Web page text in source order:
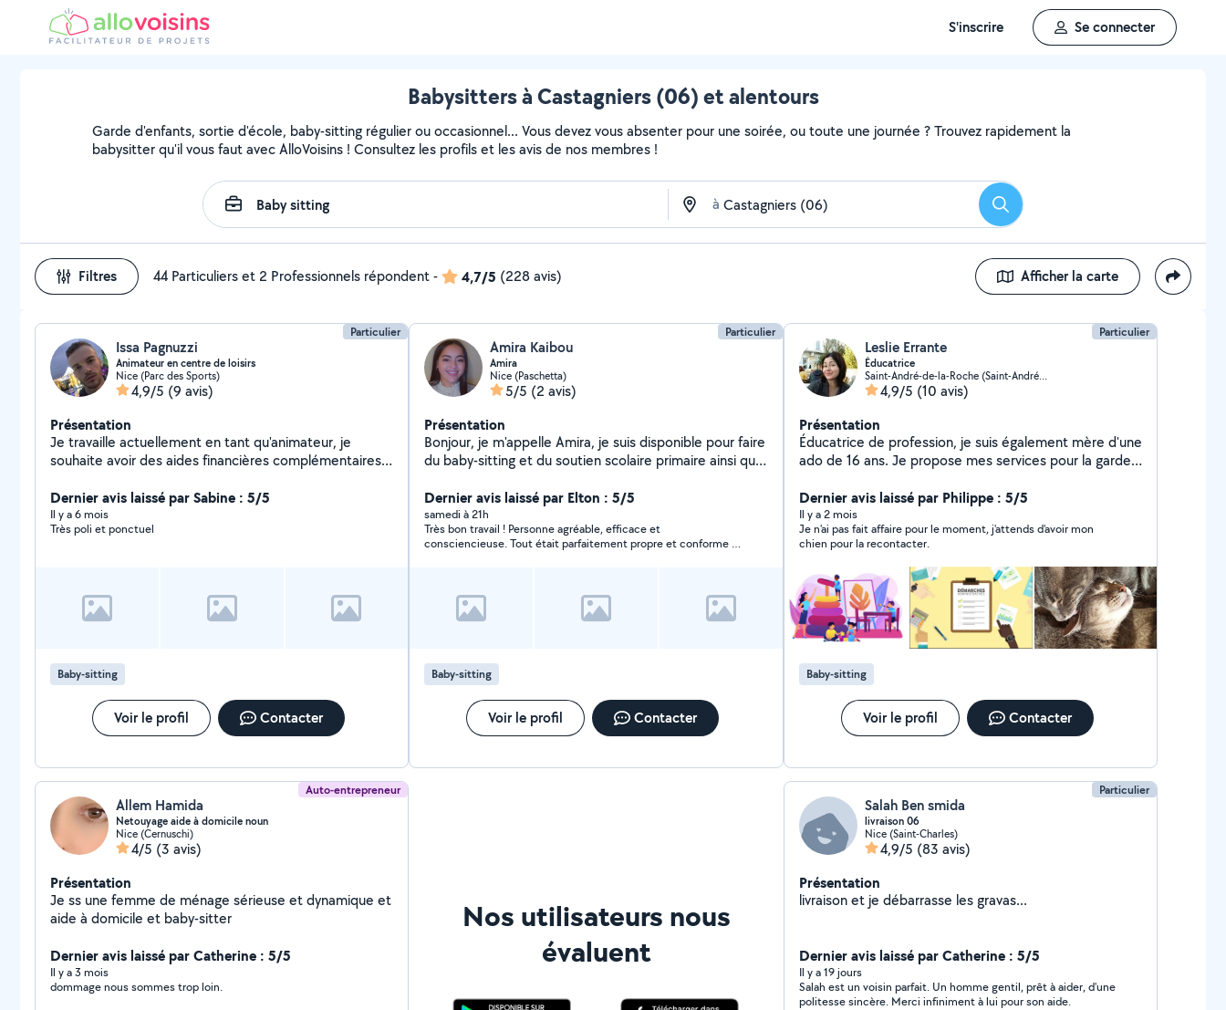
S'inscrire Se connecter
Babysitters à Castagniers (06) et alentours
Garde d'enfants, sortie d'école, baby-sitting régulier ou occasionnel... Vous devez vous absenter pour une soirée, ou toute une journée ? Trouvez rapidement la
babysitter qu'il vous faut avec AlloVoisins ! Consultez les profils et les avis de nos membres !
à Rechercher
Filtres 44 Particuliers et 2 Professionnels répondent- 4,7/5 (228 avis) Afficher la carte
Particulier
Issa Pagnuzzi
Animateur en centre de loisirs
Nice (Parc des Sports)
4,9/5 (9 avis)
Présentation
Je travaille actuellement en tant qu'animateur, je
souhaite avoir des aides financières complémentaires
vous aider à toutes les tâches quotidiennes de la vie (
manutention / déménagement / garde d'enfants )
Dernier avis laissé par Sabine : 5/5
Il y a 6 mois
Très poli et ponctuel
Baby-sitting
Voir le profil Contacter
Particulier
Amira Kaibou
Amira
Nice (Paschetta)
5/5 (2 avis)
Présentation
Bonjour, je m'appelle Amira, je suis disponible pour faire
du baby-sitting et du soutien scolaire primaire ainsi que
concours pour devenir professeur des écoles. Je suis
aussi disponible pour le ménage, la garde d'animaux, et
de l'aide au quotidien,
Dernier avis laissé par Elton : 5/5
samedi à 21h
Très bon travail ! Personne agréable, efficace et
consciencieuse. Tout était parfaitement propre et conforme à
Baby-sitting
Voir le profil Contacter
Particulier
Leslie Errante
Éducatrice
Saint-André-de-la-Roche (Saint-André-de-la-Roche)
4,9/5 (10 avis)
Présentation
Éducatrice de profession, je suis également mère d'une
ado de 16 ans. Je propose mes services pour la garde
également de m'occuper de vos animaux lors de vos
absences, visites et promenades.
Dernier avis laissé par Philippe : 5/5
Il y a 2 mois
Je n'ai pas fait affaire pour le moment, j'attends d'avoir mon
chien pour la recontacter.
Baby-sitting
Voir le profil Contacter
Auto-entrepreneur
Allem Hamida
Netouyage aide à domicile noun
Nice (Cernuschi)
4/5 (3 avis)
Présentation
Je ss une femme de ménage sérieuse et dynamique et
aide à domicile et baby-sitter
Dernier avis laissé par Catherine : 5/5
Il y a 3 mois
dommage nous sommes trop loin.
Nos utilisateurs nous
évaluent
Particulier
Salah Ben smida
livraison 06
Nice (Saint-Charles)
4,9/5 (83 avis)
Présentation
livraison et je débarrasse les gravas...
Dernier avis laissé par Catherine : 5/5
Il y a 19 jours
Salah est un voisin parfait. Un homme gentil, prêt à aider, d'une
politesse sincère. Merci infiniment à lui pour son aide.